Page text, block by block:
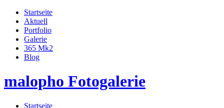
Startseite
Aktuell
Portfolio
Galerie
365 Mk2
Blog
malopho Fotogalerie
Startseite